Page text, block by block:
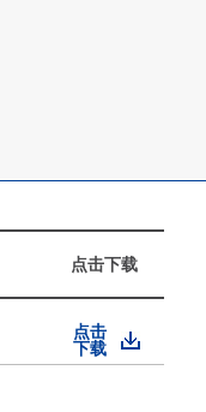
点击下载
点击
下载